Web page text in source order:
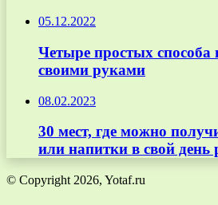
05.12.2022
Четыре простых
своими руками
08.02.2023
30 мест, где можно
или напитки в свой день
© Copyright 2026, Yotaf.ru